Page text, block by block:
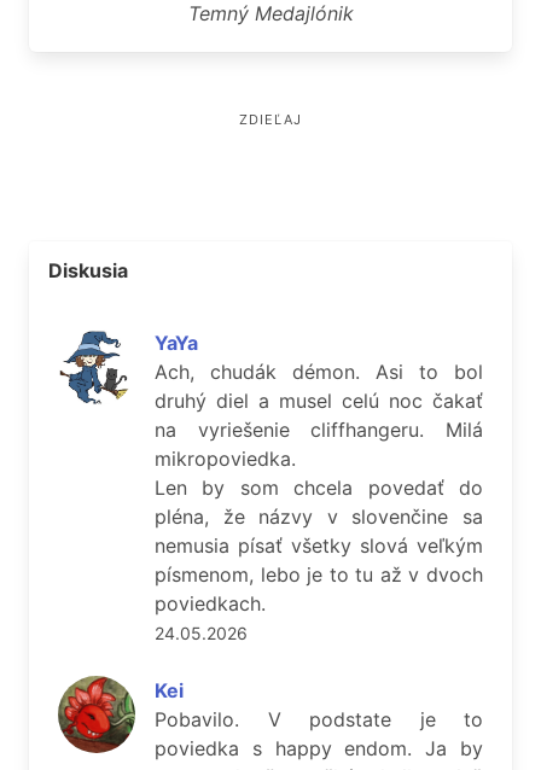
Temný Medajlónik
ZDIEĽAJ
Diskusia
YaYa
Ach, chudák démon. Asi to bol
druhý diel a musel celú noc čakať
na vyriešenie cliffhangeru. Milá
mikropoviedka.
Len by som chcela povedať do
pléna, že názvy v slovenčine sa
nemusia písať všetky slová veľkým
písmenom, lebo je to tu až v dvoch
poviedkach.
24.05.2026
Kei
Pobavilo. V podstate je to
poviedka s happy endom. Ja by